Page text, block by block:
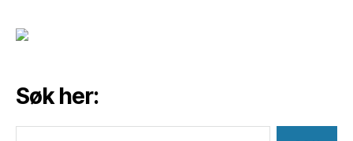
Søk her: